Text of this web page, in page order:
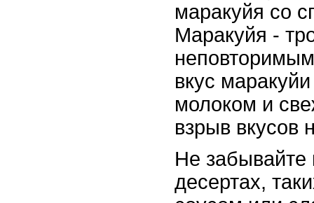
маракуйя со
Маракуйя -
вкус
молоком и
взрыв вкусов
Не забывайте
десертах,